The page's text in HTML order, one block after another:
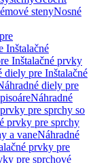
stenyNosné
Inštalačné
Inštalačné prvky
diely pre Inštalačné
diely pre
Náhradné
pre sprchy so
prvky pre sprchy
a vaneNáhradné
prvky pre
pre sprchové